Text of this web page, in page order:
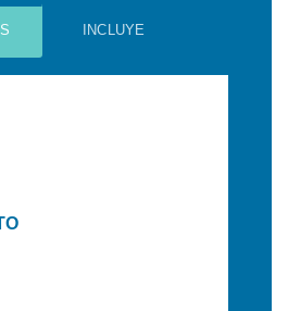
INCLUYE